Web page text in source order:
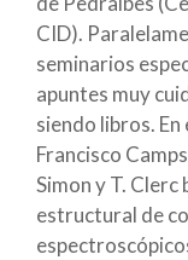
CID).
seminarios
apuntes muy
siendo libros.
Francisco
Simon y T. Clerc
estructural de